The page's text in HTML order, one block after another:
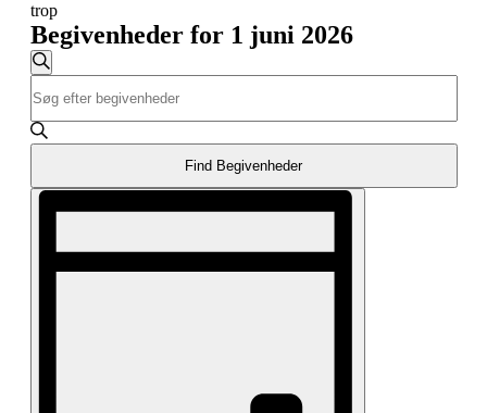
trop
Begivenheder for 1 juni 2026
Begivenheder
Søgning
og
visninger
Navigation
Søg
efter
nøgleord.
Søg
efter
på
nøgleord.
Find Begivenheder
Begivenhed
Navigation